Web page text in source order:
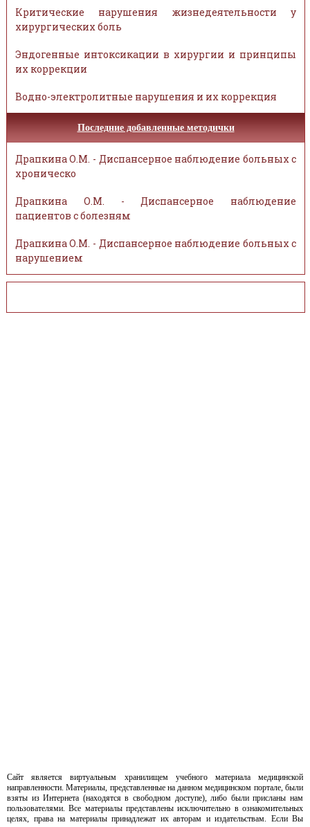
Критические нарушения жизнедеятельности у
хирургических боль
Эндогенные интоксикации в хирургии и принципы
их коррекции
Водно-электролитные нарушения и их коррекция
Последние добавленные методички
Драпкина О.М. - Диспансерное наблюдение больных с
хроническо
Драпкина О.М. - Диспансерное наблюдение
пациентов с болезням
Драпкина О.М. - Диспансерное наблюдение больных с
нарушением
Сайт является виртуальным хранилищем учебного материала медицинской
направленности. Материалы, представленные на данном медицинском портале, были
взяты из Интернета (находятся в свободном доступе), либо были присланы нам
пользователями. Все материалы представлены исключительно в ознакомительных
целях, права на материалы принадлежат их авторам и издательствам. Если Вы